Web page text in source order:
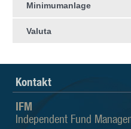
Minimumanlage
Valuta
Kontakt
IFM
Independent Fund